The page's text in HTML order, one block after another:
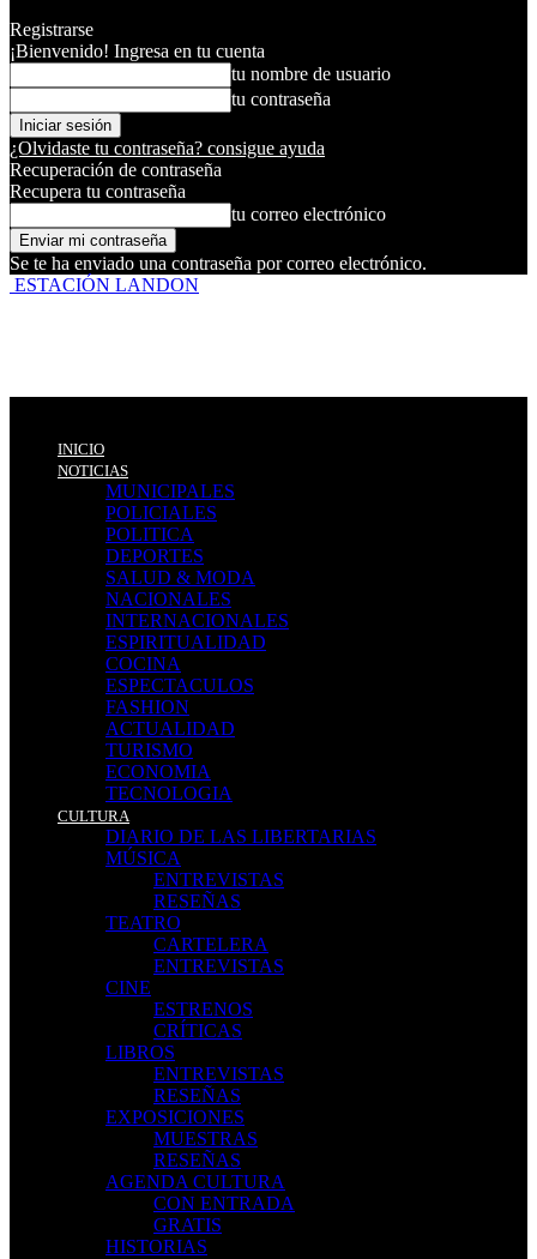
Registrarse
¡Bienvenido! Ingresa en tu cuenta
tu nombre de usuario
tu contraseña
¿Olvidaste tu contraseña? consigue ayuda
Recuperación de contraseña
Recupera tu contraseña
tu correo electrónico
Se te ha enviado una contraseña por correo electrónico.
ESTACIÓN LANDON
INICIO
NOTICIAS
MUNICIPALES
POLICIALES
POLITICA
DEPORTES
SALUD & MODA
NACIONALES
INTERNACIONALES
ESPIRITUALIDAD
COCINA
ESPECTACULOS
FASHION
ACTUALIDAD
TURISMO
ECONOMIA
TECNOLOGIA
CULTURA
DIARIO DE LAS LIBERTARIAS
MÚSICA
ENTREVISTAS
RESEÑAS
TEATRO
CARTELERA
ENTREVISTAS
CINE
ESTRENOS
CRÍTICAS
LIBROS
ENTREVISTAS
RESEÑAS
EXPOSICIONES
MUESTRAS
RESEÑAS
AGENDA CULTURA
CON ENTRADA
GRATIS
HISTORIAS